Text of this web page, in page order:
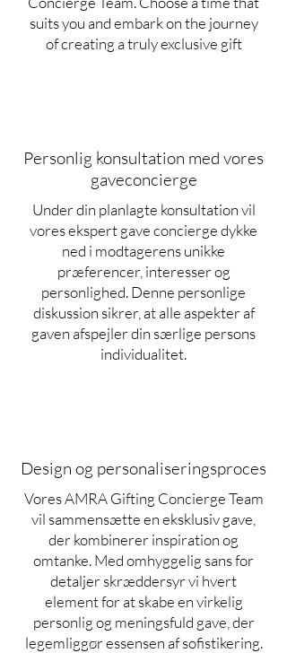
suits you and embark on the journey
of creating a truly exclusive gift
Personlig konsultation med vores
gaveconcierge
Under din planlagte konsultation vil
vores ekspert gave concierge dykke
ned i modtagerens unikke
præferencer, interesser og
personlighed. Denne personlige
diskussion sikrer, at alle aspekter af
gaven afspejler din særlige persons
individualitet.
Design og personaliseringsproces
Vores AMRA Gifting Concierge Team
vil sammensætte en eksklusiv gave,
der kombinerer inspiration og
omtanke. Med omhyggelig sans for
detaljer skræddersyr vi hvert
element for at skabe en virkelig
personlig og meningsfuld gave, der
legemliggør essensen af sofistikering.